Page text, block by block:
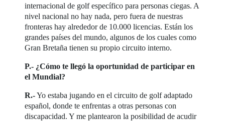
internacional de golf específico para personas ciegas. A
nivel nacional no hay nada, pero fuera de nuestras
fronteras hay alrededor de 10.000 licencias. Están los
grandes países del mundo, algunos de los cuales como
Gran Bretaña tienen su propio circuito interno.
P.- ¿Cómo te llegó la oportunidad de participar en
el Mundial?
R.-Yo estaba jugando en el circuito de golf adaptado
español, donde te enfrentas a otras personas con
discapacidad. Y me plantearon la posibilidad de acudir